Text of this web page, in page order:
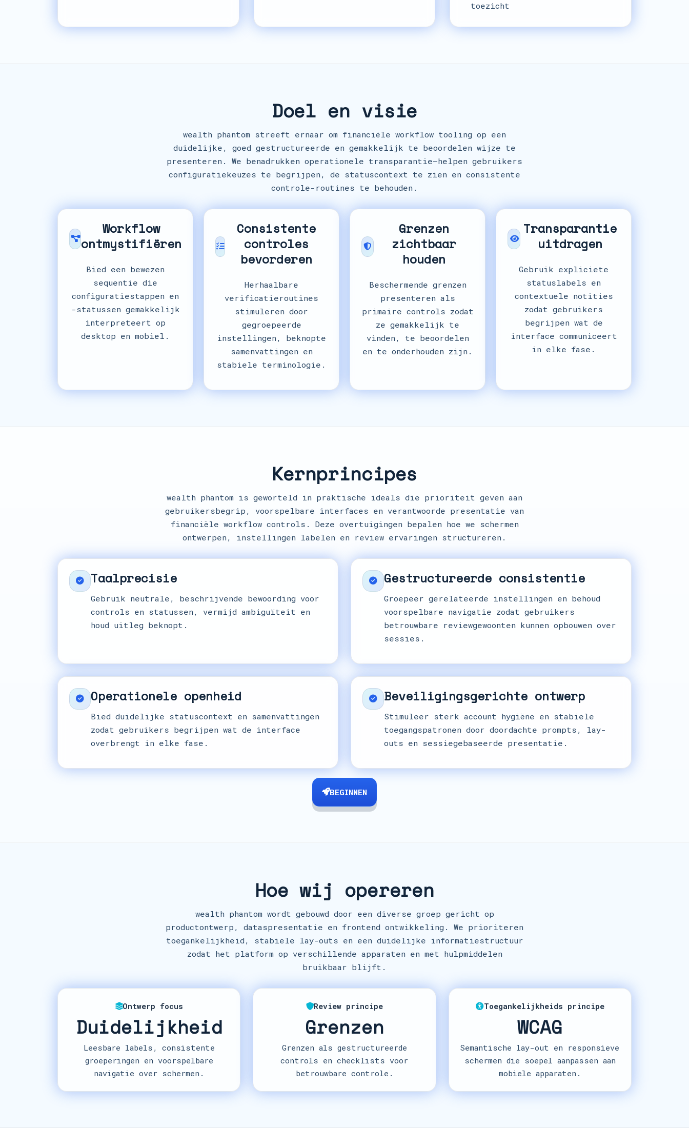
toezicht
Doel en visie
wealth phantom streeft ernaar om financiële workflow tooling op een
duidelijke, goed gestructureerde en gemakkelijk te beoordelen wijze te
presenteren. We benadrukken operationele transparantie—helpen gebruikers
configuratiekeuzes te begrijpen, de statuscontext te zien en consistente
controle-routines te behouden.
Workflow
ontmystifiëren
Bied een bewezen
sequentie die
configuratiestappen en
-statussen gemakkelijk
interpreteert op
desktop en mobiel.
Consistente
controles
bevorderen
Herhaalbare
verificatieroutines
stimuleren door
gegroepeerde
instellingen, beknopte
samenvattingen en
stabiele terminologie.
Grenzen
zichtbaar
houden
Beschermende grenzen
presenteren als
primaire controls zodat
ze gemakkelijk te
vinden, te beoordelen
en te onderhouden zijn.
Transparantie
uitdragen
Gebruik expliciete
statuslabels en
contextuele notities
zodat gebruikers
begrijpen wat de
interface communiceert
in elke fase.
Kernprincipes
wealth phantom is geworteld in praktische ideals die prioriteit geven aan
gebruikersbegrip, voorspelbare interfaces en verantwoorde presentatie van
financiële workflow controls. Deze overtuigingen bepalen hoe we schermen
ontwerpen, instellingen labelen en review ervaringen structureren.
Taalprecisie
Gebruik neutrale, beschrijvende bewoording voor
controls en statussen, vermijd ambiguïteit en
houd uitleg beknopt.
Gestructureerde consistentie
Groepeer gerelateerde instellingen en behoud
voorspelbare navigatie zodat gebruikers
betrouwbare reviewgewoonten kunnen opbouwen over
sessies.
Operationele openheid
Bied duidelijke statuscontext en samenvattingen
zodat gebruikers begrijpen wat de interface
overbrengt in elke fase.
Beveiligingsgerichte ontwerp
Stimuleer sterk account hygiëne en stabiele
toegangspatronen door doordachte prompts, lay-
outs en sessiegebaseerde presentatie.
BEGINNEN
Hoe wij opereren
wealth phantom wordt gebouwd door een diverse groep gericht op
productontwerp, dataspresentatie en frontend ontwikkeling. We prioriteren
toegankelijkheid, stabiele lay-outs en een duidelijke informatiestructuur
zodat het platform op verschillende apparaten en met hulpmiddelen
bruikbaar blijft.
Ontwerp focus
Duidelijkheid
Leesbare labels, consistente
groeperingen en voorspelbare
navigatie over schermen.
Review principe
Grenzen
Grenzen als gestructureerde
controls en checklists voor
betrouwbare controle.
Toegankelijkheids principe
WCAG
Semantische lay-out en responsieve
schermen die soepel aanpassen aan
mobiele apparaten.